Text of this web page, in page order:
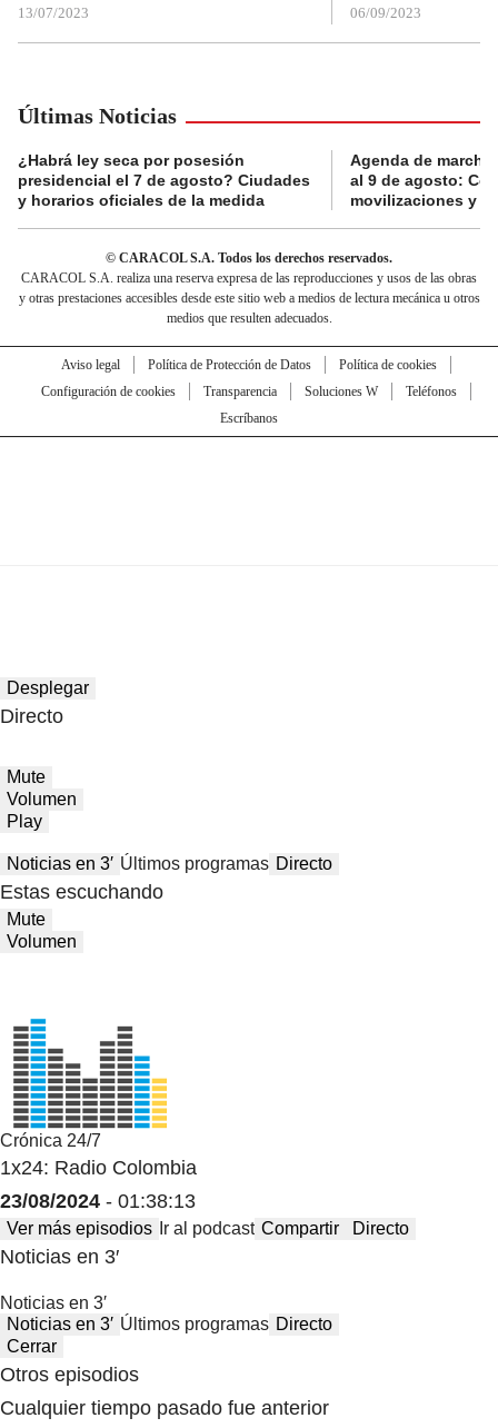
13/07/2023 06/09/2023
Últimas Noticias
¿Habrá ley seca por posesión
presidencial el 7 de agosto? Ciudades
y horarios oficiales de la medida
Agenda de
al 9 de agosto:
movilizaciones y
© CARACOL S.A. Todos los derechos reservados.
CARACOL S.A. realiza una reserva expresa de las reproducciones y usos de las obras
y otras prestaciones accesibles desde este sitio web a medios de lectura mecánica u otros
medios que resulten adecuados.
Aviso legal Política de Protección de Datos
Política de cookies
Configuración de cookies
Transparencia Soluciones W
Teléfonos
Escríbanos
Desplegar
Directo
Mute
Volumen
Play
Noticias en 3′ Últimos programas Directo
Estas escuchando
Mute
Volumen
Crónica 24/7
1x24: Radio Colombia
23/08/2024 - 01:38:13
Ver más episodios Ir al podcast Compartir Directo
Noticias en 3′
Noticias en 3′
Noticias en 3′ Últimos programas Directo
Cerrar
Otros episodios
Cualquier tiempo pasado fue anterior